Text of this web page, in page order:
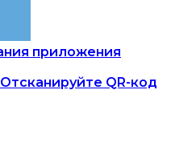
Отсканируйте QR-код